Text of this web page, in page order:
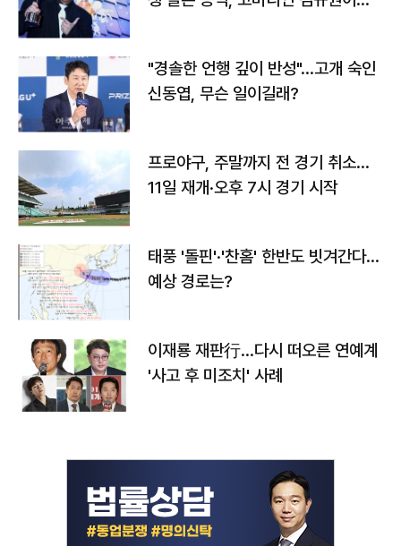
"경솔한 언행 깊이 반성"…고개 숙인
신동엽, 무슨 일이길래?
프로야구, 주말까지 전 경기 취소…
11일 재개·오후 7시 경기 시작
태풍 '돌핀'·'찬홈' 한반도 빗겨간다…
예상 경로는?
이재룡 재판行…다시 떠오른 연예계
'사고 후 미조치' 사례